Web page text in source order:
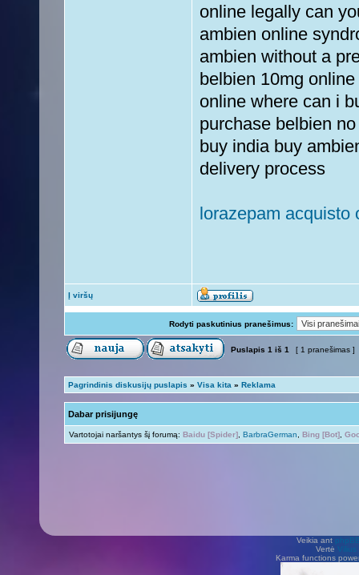
online legally can
ambien online
ambien without a
belbien 10mg
online where can i
purchase belbien
buy india buy
delivery process
lorazepam acquisto
Į viršų
Rodyti paskutinius pranešimus:
Puslapis 1 iš 1 [ 1 pranešimas ]
Pagrindinis diskusijų puslapis » Visa kita » Reklama
Dabar prisijungę
Vartotojai naršantys šį forumą: Baidu [Spider] BarbraGerman Bing [Bot]
Veikia ant
Vertė Vilius
Karma functions